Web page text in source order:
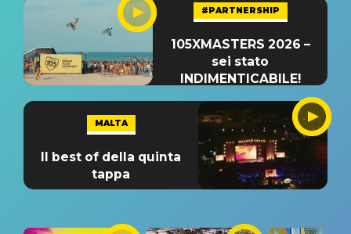
#PARTNERSHIP
105XMASTERS 2026 –
sei stato
INDIMENTICABILE!
MALTA
Il best of della quinta
tappa